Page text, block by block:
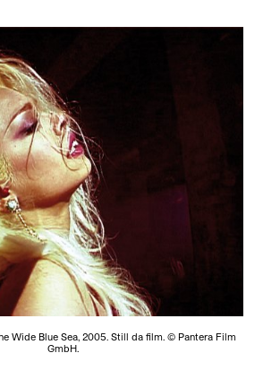
Wide Blue Sea, 2005. Still da film. © Pantera Film
GmbH.